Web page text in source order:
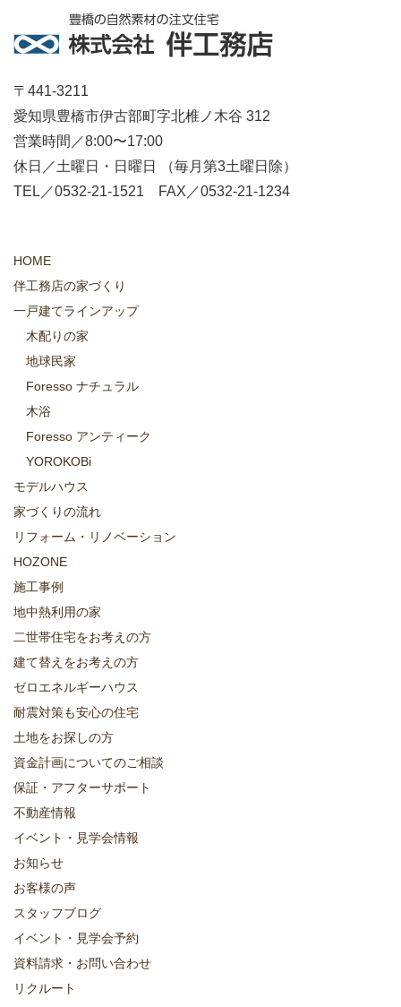
〒441-3211
愛知県豊橋市伊古部町字北椎ノ木谷 312
営業時間／8:00〜17:00
休日／土曜日・日曜日 （毎月第3土曜日除）
TEL／0532-21-1521 FAX／0532-21-1234
HOME
伴工務店の家づくり
一戸建てラインアップ
木配りの家
地球民家
Foresso ナチュラル
木浴
Foresso アンティーク
YOROKOBi
モデルハウス
家づくりの流れ
リフォーム・リノベーション
HOZONE
施工事例
地中熱利用の家
二世帯住宅をお考えの方
建て替えをお考えの方
ゼロエネルギーハウス
耐震対策も安心の住宅
土地をお探しの方
資金計画についてのご相談
保証・アフターサポート
不動産情報
イベント・見学会情報
お知らせ
お客様の声
スタッフブログ
イベント・見学会予約
資料請求・お問い合わせ
リクルート